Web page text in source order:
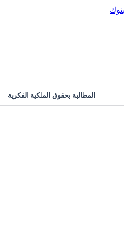
المطالبة بحقوق الملكية الفكرية